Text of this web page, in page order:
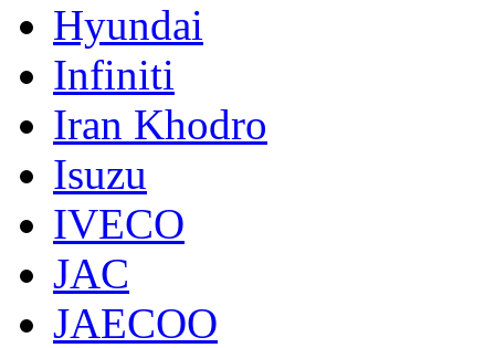
Hyundai
Infiniti
Iran Khodro
Isuzu
IVECO
JAC
JAECOO